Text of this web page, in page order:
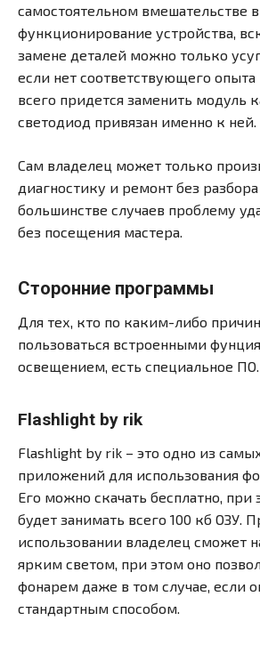
самостоятельном вмешательстве в
функционирование устройства,
замене деталей можно только
если нет соответствующего
всего придется заменить модуль
светодиод привязан именно к ней.
Сам владелец может только
диагностику и ремонт без разбора
большинстве случаев проблему
без посещения мастера.
Сторонние программы
Для тех, кто по каким-либо
пользоваться встроенными
освещением, есть специальное ПО.
Flashlight by rik
Flashlight by rik – это одно из
приложений для использования
Его можно скачать бесплатно, при
будет занимать всего 100 кб ОЗУ.
использовании владелец сможет
ярким светом, при этом оно
фонарем даже в том случае, если
стандартным способом.